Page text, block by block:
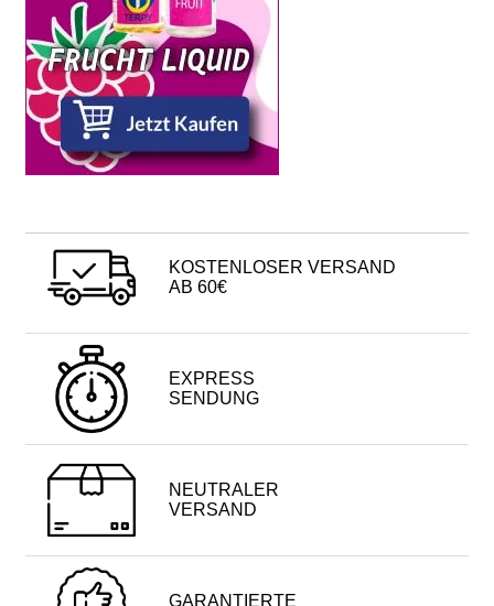
KOSTENLOSER VERSAND
AB 60€
EXPRESS
SENDUNG
NEUTRALER
VERSAND
GARANTIERTE